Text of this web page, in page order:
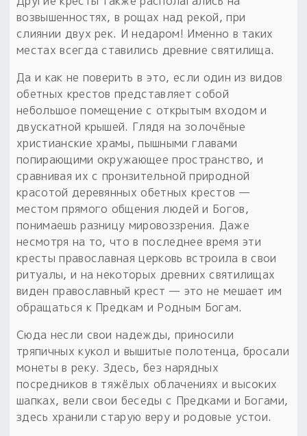
возвышенностях, в рощах над рекой, при
слиянии двух рек. И недаром! Именно в таких
местах всегда ставились древние святилища.
Да и как не поверить в это, если один из видов
обетных крестов представляет собой
небольшое помещение с открытым входом и
двускатной крышей. Глядя на золочёные
христианские храмы, пышными главами
попирающими окружающее пространство, и
сравнивая их с пронзительной природной
красотой деревянных обетных крестов —
местом прямого общения людей и Богов,
понимаешь разницу мировоззрения. Даже
несмотря на то, что в последнее время эти
кресты православная церковь встроила в свои
ритуалы, и на некоторых древних святилищах
виден православный крест — это не мешает им
обращаться к Предкам и Родным Богам.
Сюда несли свои надежды, приносили
тряпичных кукол и вышитые полотенца, бросали
монеты в реку. Здесь, без нарядных
посредников в тяжёлых облачениях и высоких
шапках, вели свои беседы с Предками и Богами,
здесь хранили старую веру и родовые устои.